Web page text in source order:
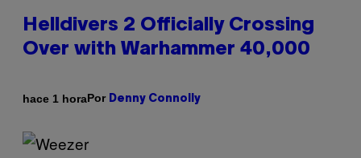
Helldivers 2 Officially Crossing
Over with Warhammer 40,000
hace 1 horaPor Denny Connolly